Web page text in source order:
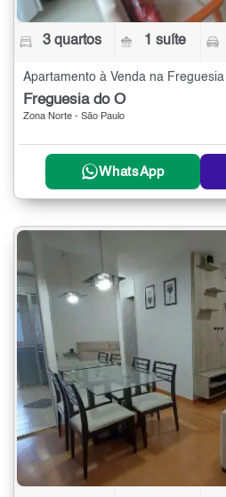
3 quartos 1 suíte
Freguesia do Ó
Zona Norte - São Paulo
WhatsApp